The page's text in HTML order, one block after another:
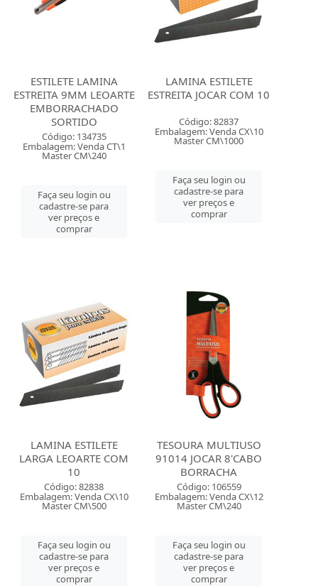
ESTILETE LAMINA
ESTREITA 9MM LEOARTE
EMBORRACHADO
SORTIDO
Código: 134735
Embalagem: Venda CT\1
Master CM\240
Faça seu login ou
cadastre-se para
ver preços e
comprar
LAMINA ESTILETE
ESTREITA JOCAR COM 10
Código: 82837
Embalagem: Venda CX\10
Master CM\1000
Faça seu login ou
cadastre-se para
ver preços e
comprar
LAMINA ESTILETE
LARGA LEOARTE COM
10
Código: 82838
Embalagem: Venda CX\10
Master CM\500
Faça seu login ou
cadastre-se para
ver preços e
comprar
TESOURA MULTIUSO
91014 JOCAR 8'CABO
BORRACHA
Código: 106559
Embalagem: Venda CX\12
Master CM\240
Faça seu login ou
cadastre-se para
ver preços e
comprar